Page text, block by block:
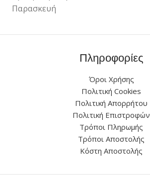
Παρασκευή
Πληροφορίες
Όροι Χρήσης
Πολιτική Cookies
Πολιτική Απορρήτου
Πολιτική Επιστροφών
Τρόποι Πληρωμής
Τρόποι Αποστολής
Κόστη Αποστολής